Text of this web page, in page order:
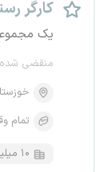
کارگر
یک
منقضی شده
تمام
۱۰ میلیون تومان